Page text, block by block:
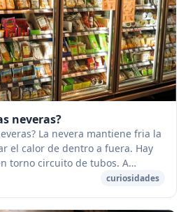
neveras?
La nevera mantiene fria la
el calor de dentro a fuera. Hay
torno circuito de tubos. A
cambia el es...
curiosidades